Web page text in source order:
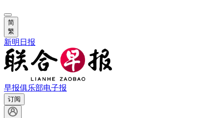
简
繁
新明日报
早报俱乐部电子报
订阅